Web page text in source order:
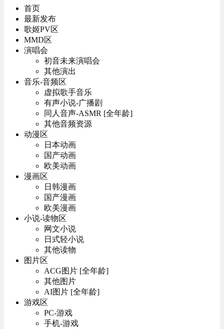
首页
最新发布
歌姬PV区
MMD区
演唱会
初音未来演唱会
其他演出
音乐-音频区
虚拟歌手音乐
有声小说-广播剧
同人音声-ASMR [全年龄]
其他音频资源
动漫区
日本动画
国产动画
欧美动画
漫画区
日韩漫画
国产漫画
欧美漫画
小说-读物区
网文小说
日式轻小说
其他读物
图片区
ACG图片 [全年龄]
其他图片
AI图片 [全年龄]
游戏区
PC-游戏
手机-游戏